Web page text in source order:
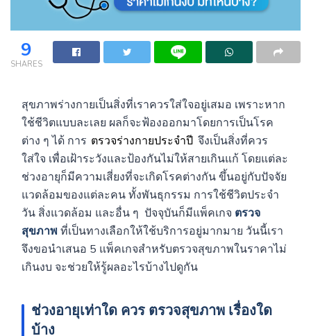
9
SHARES
สุขภาพร่างกายเป็นสิ่งที่เราควรใส่ใจอยู่เสมอ เพราะหาก
ใช้ชีวิตแบบละเลย ผลก็จะฟ้องออกมาโดยการเป็นโรค
ต่าง ๆ ได้ การ ตรวจร่างกายประจำปี จึงเป็นสิ่งที่ควร
ใส่ใจ เพื่อเฝ้าระวังและป้องกันไม่ให้สายเกินแก้ โดยแต่ละ
ช่วงอายุก็มีความเสี่ยงที่จะเกิดโรคต่างกัน ขึ้นอยู่กับปัจจัย
แวดล้อมของแต่ละคน ทั้งพันธุกรรม การใช้ชีวิตประจำ
วัน สิ่งแวดล้อม และอื่น ๆ ปัจจุบันก็มีแพ็คเกจ ตรวจ
สุขภาพ ที่เป็นทางเลือกให้ใช้บริการอยู่มากมาย วันนี้เรา
จึงขอนำเสนอ 5 แพ็คเกจสำหรับตรวจสุขภาพในราคาไม่
เกินงบ จะช่วยให้รู้ผลอะไรบ้างไปดูกัน
ช่วงอายุเท่าใด ควร ตรวจสุขภาพ เรื่องใด
บ้าง